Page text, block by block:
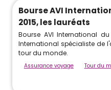
Bourse AVI
2015, les lauréats
Bourse AVI International
International spécialiste de
tour du monde.
Assurance voyage Tour du